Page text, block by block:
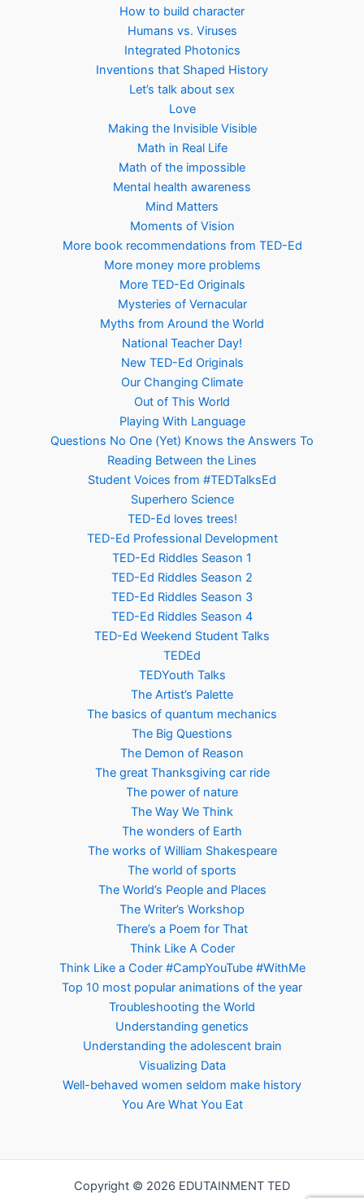
How to build character
Humans vs. Viruses
Integrated Photonics
Inventions that Shaped History
Let’s talk about sex
Love
Making the Invisible Visible
Math in Real Life
Math of the impossible
Mental health awareness
Mind Matters
Moments of Vision
More book recommendations from TED-Ed
More money more problems
More TED-Ed Originals
Mysteries of Vernacular
Myths from Around the World
National Teacher Day!
New TED-Ed Originals
Our Changing Climate
Out of This World
Playing With Language
Questions No One (Yet) Knows the Answers To
Reading Between the Lines
Student Voices from #TEDTalksEd
Superhero Science
TED-Ed loves trees!
TED-Ed Professional Development
TED-Ed Riddles Season 1
TED-Ed Riddles Season 2
TED-Ed Riddles Season 3
TED-Ed Riddles Season 4
TED-Ed Weekend Student Talks
TEDEd
TEDYouth Talks
The Artist’s Palette
The basics of quantum mechanics
The Big Questions
The Demon of Reason
The great Thanksgiving car ride
The power of nature
The Way We Think
The wonders of Earth
The works of William Shakespeare
The world of sports
The World’s People and Places
The Writer’s Workshop
There’s a Poem for That
Think Like A Coder
Think Like a Coder #CampYouTube #WithMe
Top 10 most popular animations of the year
Troubleshooting the World
Understanding genetics
Understanding the adolescent brain
Visualizing Data
Well-behaved women seldom make history
You Are What You Eat
Copyright © 2026 EDUTAINMENT TED